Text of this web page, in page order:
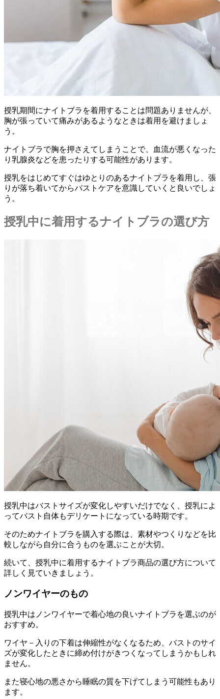
授乳期間にナイトブラを着用することは問題ありませんが、
胸が張っていて痛みがあるようなときは着用を避けましょ
う。
ナイトブラで胸を押さえてしまうことで、血流が悪くなった
り乳腺炎などを患ったりする可能性があります。
授乳をはじめてすぐはゆとりのあるナイトブラを着用し、張
りが落ち着いてからバストケアを意識していくと良いでしょ
う。
授乳中に着用するナイトブラの選び方
授乳中はバストサイズが変化しやすいだけでなく、授乳によ
ってバスト自体もデリケートになっている時期です。
そのためナイトブラを購入する際は、素材やつくりなどを比
較しながら自分に合うものを選ぶことが大切。
続いて、授乳中に着用するナイトブラ商品の選び方について
詳しく見ていきましょう。
ノンワイヤーのもの
授乳中はノンワイヤーで着心地の良いナイトブラを選ぶのが
おすすめ。
ワイヤ－入りの下着は伸縮性がなくなるため、バストのサイ
ズが変化したときに締め付けがきつくなってしまうかもしれ
ません。
また寝心地の悪さから睡眠の質を下げてしまう可能性もあり
ます。